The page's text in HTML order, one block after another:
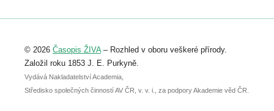
Registrovat se můžete do 6. září.
abstraktu přihlášené přednášky nebo
posteru je už 30. června.
© 2026 Časopis ŽIVA– Rozhled v oboru veškeré přírody.
Založil roku 1853 J. E. Purkyně.
Vydává Nakladatelství Academia,
Středisko společných činností AV ČR, v. v. i., za podpory Akademie věd ČR.